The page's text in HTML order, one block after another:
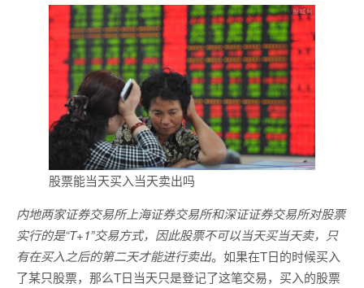
股票能当天买入当天卖出吗
内地两家证券交易所上海证券交易所和深证证券交易所对股票
实行的是“T+1”交易方式，因此股票不可以当天买当天卖，只
有在买入之后的第二天才能进行卖出。如果在T日的时候买入
了某只股票，那么T日当天只是登记了这笔交易，买入的股票